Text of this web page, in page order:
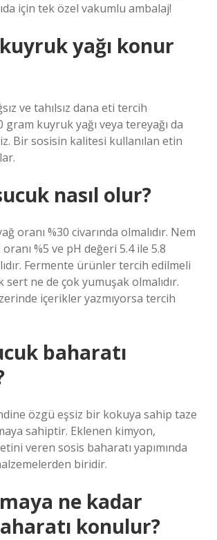
için tek özel vakumlu ambalaj!
yağı konur
ve tahılsız dana eti tercih
gram kuyruk yağı veya tereyağı da
Bir sosisin kalitesi kullanılan etin
nasıl olur?
oranı %30 civarında olmalıdır. Nem
%5 ve pH değeri 5.4 ile 5.8
Fermente ürünler tercih edilmeli
sert ne de çok yumuşak olmalıdır.
içerikler yazmıyorsa tercih
baharatı
özgü eşsiz bir kokuya sahip taze
sahiptir. Eklenen kimyon,
veren sosis baharatı yapımında
biridir.
ne kadar
konulur?